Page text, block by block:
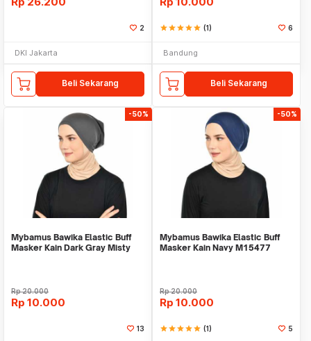
2
DKI Jakarta
Beli Sekarang
starstarstarstarstar (1) 6
Bandung
Beli Sekarang
-50%
Mybamus Bawika Elastic Buff
Masker Kain Dark Gray Misty
Rp20.000
Rp 10.000
13
-50%
Mybamus Bawika Elastic Buff
Masker Kain Navy M15477
Rp20.000
Rp 10.000
starstarstarstarstar (1) 5